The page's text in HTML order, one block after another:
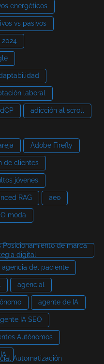
energéticos
vs pasivos
laboral
adicción al scroll
Adobe Firefly
de clientes
jóvenes
RAG aeo
moda
de marca
digital
agencia del paciente
agencial
agente de IA
IA SEO
Autónomos
Automatización